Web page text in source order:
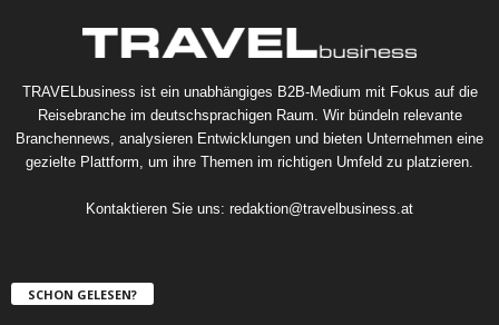
TRAVELbusiness ist ein unabhängiges B2B-Medium mit Fokus auf die
Reisebranche im deutschsprachigen Raum. Wir bündeln relevante
Branchennews, analysieren Entwicklungen und bieten Unternehmen eine
gezielte Plattform, um ihre Themen im richtigen Umfeld zu platzieren.
Kontaktieren Sie uns: redaktion@travelbusiness.at
SCHON GELESEN?